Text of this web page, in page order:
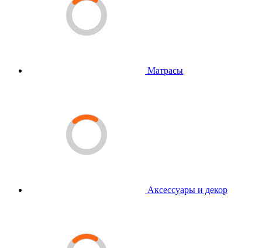
Матрасы
Аксессуары и декор